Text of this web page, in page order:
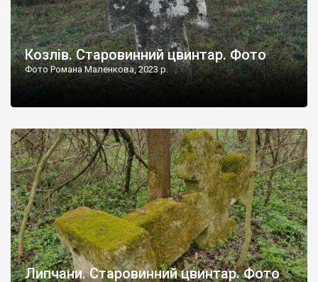
Козлів. Старовинний цвинтар. Фото
Фото Романа Маленкова, 2023 р.
Липчани. Старовинний цвинтар. Фото